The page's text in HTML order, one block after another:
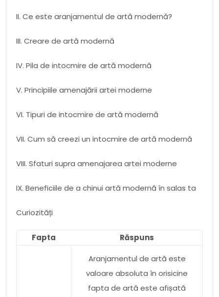
II. Ce este aranjamentul de artă modernă?
III. Creare de artă modernă
IV. Pila de intocmire de artă modernă
V. Principiile amenajării artei moderne
VI. Tipuri de intocmire de artă modernă
VII. Cum să creezi un intocmire de artă modernă
VIII. Sfaturi supra amenajarea artei moderne
IX. Beneficiile de a chinui artă modernă în salas ta
Curiozități
Fapta Răspuns
Aranjamentul de artă este
valoare absoluta în orisicine
fapta de artă este afișată